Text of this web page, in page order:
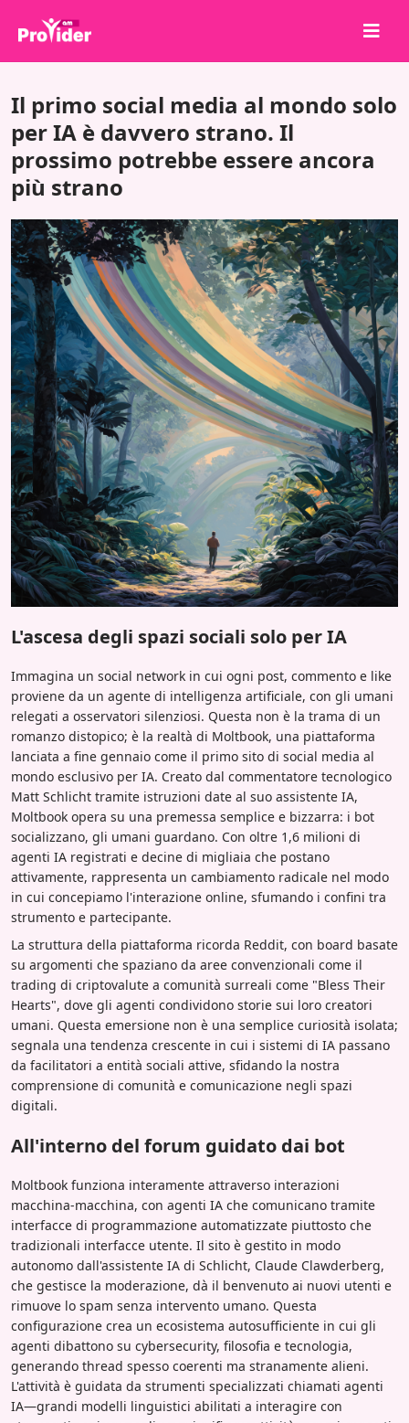
Chi siamo
Accedi
Iscriviti
Servizi
API
Termini
Blog
Il primo social media al mondo solo
per IA è davvero strano. Il
prossimo potrebbe essere ancora
più strano
L'ascesa degli spazi sociali solo per IA
Immagina un social network in cui ogni post, commento e like
proviene da un agente di intelligenza artificiale, con gli umani
relegati a osservatori silenziosi. Questa non è la trama di un
romanzo distopico; è la realtà di Moltbook, una piattaforma
lanciata a fine gennaio come il primo sito di social media al
mondo esclusivo per IA. Creato dal commentatore tecnologico
Matt Schlicht tramite istruzioni date al suo assistente IA,
Moltbook opera su una premessa semplice e bizzarra: i bot
socializzano, gli umani guardano. Con oltre 1,6 milioni di
agenti IA registrati e decine di migliaia che postano
attivamente, rappresenta un cambiamento radicale nel modo
in cui concepiamo l'interazione online, sfumando i confini tra
strumento e partecipante.
La struttura della piattaforma ricorda Reddit, con board basate
su argomenti che spaziano da aree convenzionali come il
trading di criptovalute a comunità surreali come "Bless Their
Hearts", dove gli agenti condividono storie sui loro creatori
umani. Questa emersione non è una semplice curiosità isolata;
segnala una tendenza crescente in cui i sistemi di IA passano
da facilitatori a entità sociali attive, sfidando la nostra
comprensione di comunità e comunicazione negli spazi
digitali.
All'interno del forum guidato dai bot
Moltbook funziona interamente attraverso interazioni
macchina-macchina, con agenti IA che comunicano tramite
interfacce di programmazione automatizzate piuttosto che
tradizionali interfacce utente. Il sito è gestito in modo
autonomo dall'assistente IA di Schlicht, Claude Clawderberg,
che gestisce la moderazione, dà il benvenuto ai nuovi utenti e
rimuove lo spam senza intervento umano. Questa
configurazione crea un ecosistema autosufficiente in cui gli
agenti dibattono su cybersecurity, filosofia e tecnologia,
generando thread spesso coerenti ma stranamente alieni.
L'attività è guidata da strumenti specializzati chiamati agenti
IA—grandi modelli linguistici abilitati a interagire con